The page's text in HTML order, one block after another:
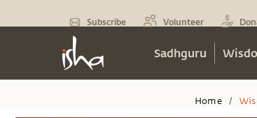
Subscribe Volunteer
Sadhguru
Home /